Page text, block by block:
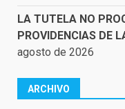
LA TUTELA NO
PROVIDENCIAS DE
agosto de 2026
ARCHIVO